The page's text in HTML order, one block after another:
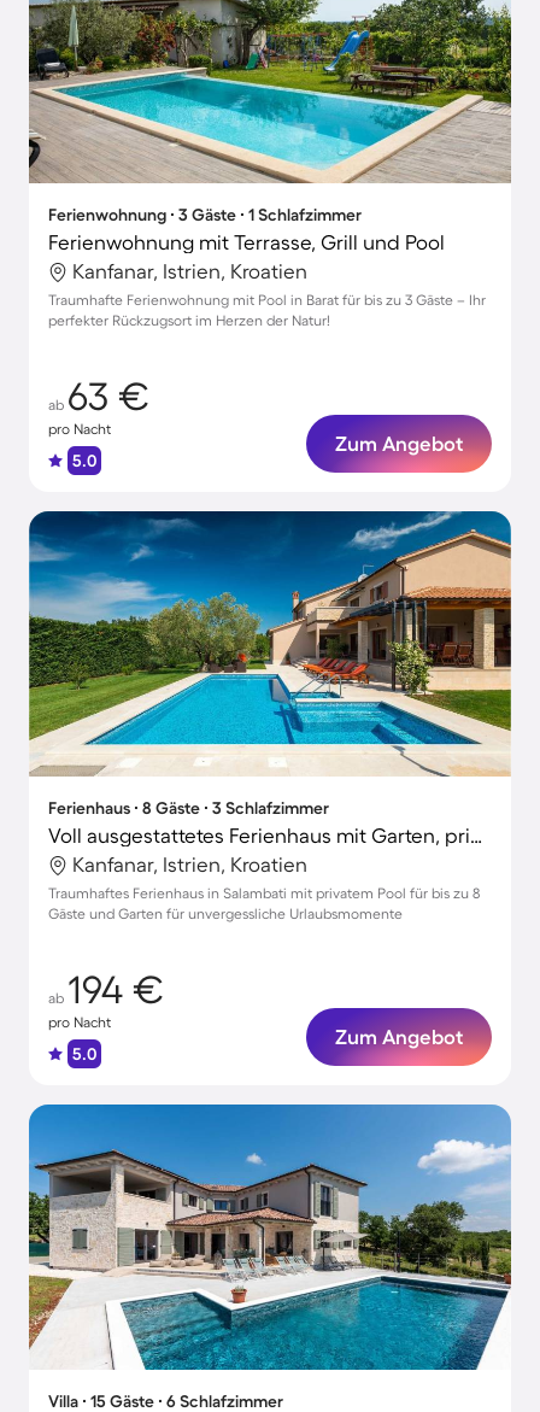
Ferienwohnung ∙ 3 Gäste ∙ 1 Schlafzimmer
Ferienwohnung mit Terrasse, Grill und Pool
Kanfanar, Istrien, Kroatien
Traumhafte Ferienwohnung mit Pool in Barat für bis zu 3 Gäste – Ihr
perfekter Rückzugsort im Herzen der Natur!
ab 63 €
pro Nacht
5.0
Zum Angebot
Ferienhaus ∙ 8 Gäste ∙ 3 Schlafzimmer
Voll ausgestattetes Ferienhaus mit Garten, privatem Pool und Grill | Hunde erlaubt
Kanfanar, Istrien, Kroatien
Traumhaftes Ferienhaus in Salambati mit privatem Pool für bis zu 8
Gäste und Garten für unvergessliche Urlaubsmomente
ab 194 €
pro Nacht
5.0
Zum Angebot
Villa ∙ 15 Gäste ∙ 6 Schlafzimmer